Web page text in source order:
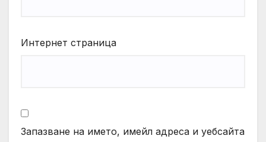
Интернет страница
Запазване на името, имейл адреса и уебсайта